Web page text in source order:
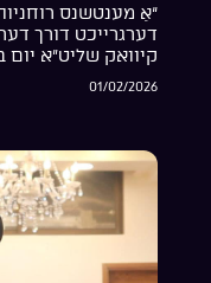
“אַ מענטשנס
דערגרייכט דורך
קיוואק שליט”א
01/02/2026